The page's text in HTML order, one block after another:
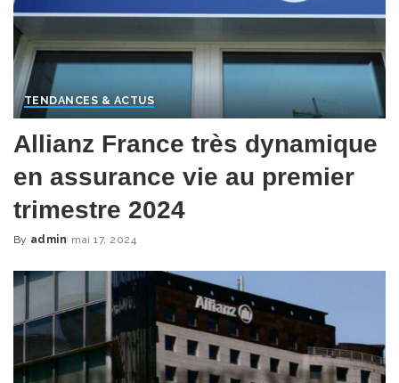
TENDANCES & ACTUS
Allianz France très dynamique
en assurance vie au premier
trimestre 2024
Posted
By admin mai 17, 2024